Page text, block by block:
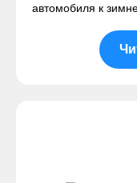
автомобиля к